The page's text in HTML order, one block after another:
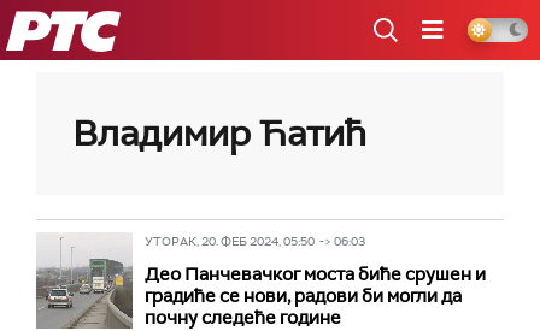
РТС
Владимир Ћатић
УТОРАК, 20. ФЕБ 2024, 05:50 -> 06:03
Део Панчевачког моста биће срушен и
градиће се нови, радови би могли да
почну следеће године